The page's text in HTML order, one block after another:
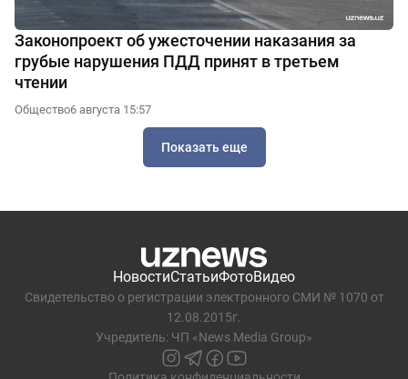
Законопроект об ужесточении наказания за
грубые нарушения ПДД принят в третьем
чтении
Общество6 августа 15:57
Показать еще
НовостиСтатьиФотоВидео
Свидетельство о регистрации электронного СМИ № 1070 от
12.08.2015г.
Учредитель: ЧП «News Media Group»